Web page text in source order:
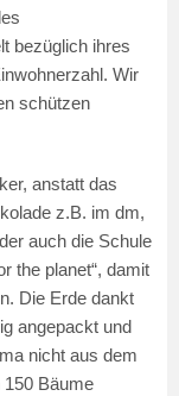
bezüglich ihres
Wir
schützen
anstatt das
z.B. im dm,
auch die Schule
the planet“, damit
Die Erde dankt
angepackt und
nicht aus dem
Bäume